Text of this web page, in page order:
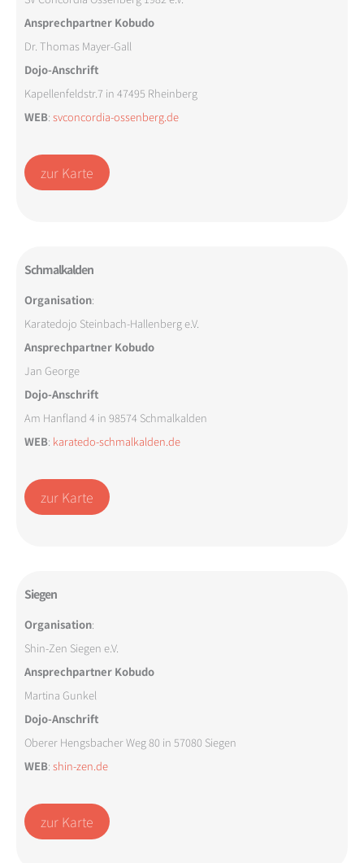
Ansprechpartner Kobudo
Dr. Thomas Mayer-Gall
Dojo-Anschrift
Kapellenfeldstr.7 in 47495 Rheinberg
WEB: svconcordia-ossenberg.de
zur Karte
Schmalkalden
Organisation:
Karatedojo Steinbach-Hallenberg e.V.
Ansprechpartner Kobudo
Jan George
Dojo-Anschrift
Am Hanfland 4 in 98574 Schmalkalden
WEB: karatedo-schmalkalden.de
zur Karte
Siegen
Organisation:
Shin-Zen Siegen e.V.
Ansprechpartner Kobudo
Martina Gunkel
Dojo-Anschrift
Oberer Hengsbacher Weg 80 in 57080 Siegen
WEB: shin-zen.de
zur Karte